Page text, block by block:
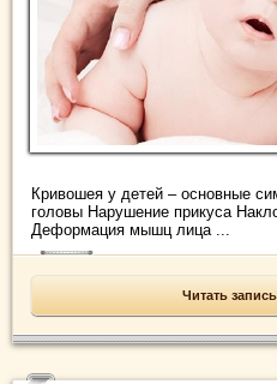
Кривошея у детей – основные
головы Нарушение прикуса
Деформация мышц лица ...
Читать